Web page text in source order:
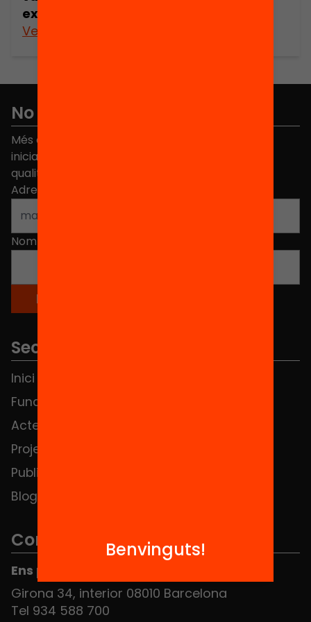
extraescolars? La seva perspectiva
Veure’n més
No et perdis res
Més de 40.000 persones ja han triat Equitat. Rep
iniciatives, propostes i projectes per millorar la
qualitat de l'educació a Catalunya.
Adreça electrònica
Nom
Seccions
Inici
Fundació
Actes
Projectes
Publicacions i vídeos
Blog
Contacte
Ens pots trobar al Hub Social
Girona 34, interior 08010 Barcelona
Tel 934 588 700
Benvinguts!